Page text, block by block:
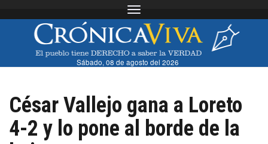
Toggle navigation
Sábado, 08 de agosto del 2026
César Vallejo gana a Loreto
4-2 y lo pone al borde de la